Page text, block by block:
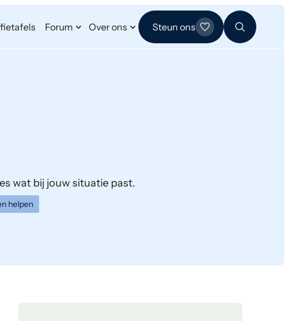
Forum Over ons Steun ons
wat bij jouw situatie past.
helpen